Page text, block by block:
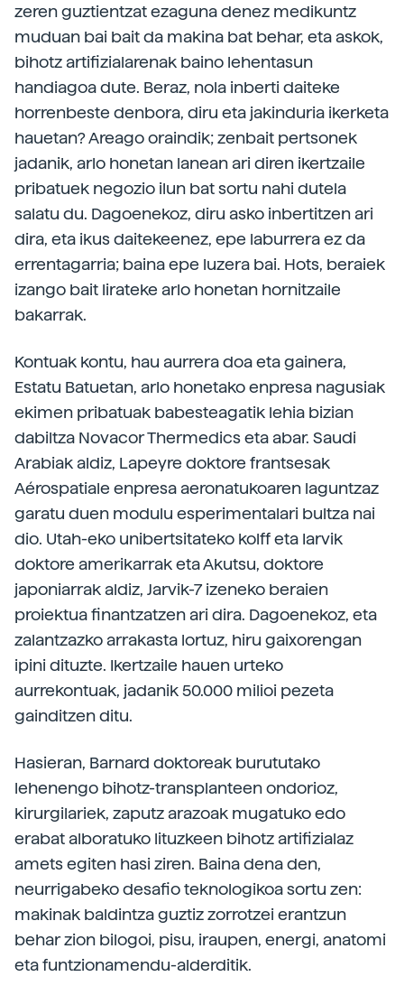
zeren guztientzat ezaguna denez medikuntz
muduan bai bait da makina bat behar, eta askok,
bihotz artifizialarenak baino lehentasun
handiagoa dute. Beraz, nola inberti daiteke
horrenbeste denbora, diru eta jakinduria ikerketa
hauetan? Areago oraindik; zenbait pertsonek
jadanik, arlo honetan lanean ari diren ikertzaile
pribatuek negozio ilun bat sortu nahi dutela
salatu du. Dagoenekoz, diru asko inbertitzen ari
dira, eta ikus daitekeenez, epe laburrera ez da
errentagarria; baina epe luzera bai. Hots, beraiek
izango bait lirateke arlo honetan hornitzaile
bakarrak.
Kontuak kontu, hau aurrera doa eta gainera,
Estatu Batuetan, arlo honetako enpresa nagusiak
ekimen pribatuak babesteagatik lehia bizian
dabiltza Novacor Thermedics eta abar. Saudi
Arabiak aldiz, Lapeyre doktore frantsesak
Aérospatiale enpresa aeronatukoaren laguntzaz
garatu duen modulu esperimentalari bultza nai
dio. Utah-eko unibertsitateko kolff eta Iarvik
doktore amerikarrak eta Akutsu, doktore
japoniarrak aldiz, Jarvik-7 izeneko beraien
proiektua finantzatzen ari dira. Dagoenekoz, eta
zalantzazko arrakasta lortuz, hiru gaixorengan
ipini dituzte. Ikertzaile hauen urteko
aurrekontuak, jadanik 50.000 milioi pezeta
gainditzen ditu.
Hasieran, Barnard doktoreak burututako
lehenengo bihotz-transplanteen ondorioz,
kirurgilariek, zaputz arazoak mugatuko edo
erabat alboratuko lituzkeen bihotz artifizialaz
amets egiten hasi ziren. Baina dena den,
neurrigabeko desafio teknologikoa sortu zen:
makinak baldintza guztiz zorrotzei erantzun
behar zion bilogoi, pisu, iraupen, energi, anatomi
eta funtzionamendu-alderditik.